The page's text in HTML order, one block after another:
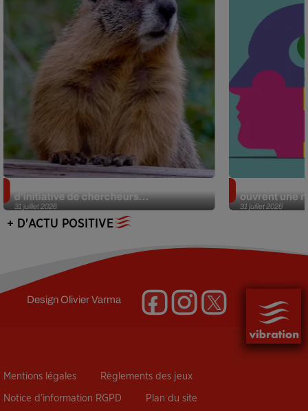
31 juillet 2026
d’initiative de chercheurs...
31 juillet 2026
ouvrent une
+ D'ACTU POSITIVE
DesignOlivier Varma
Mentions légales Règlements des jeux
Notice d’information RGPD Plan du site